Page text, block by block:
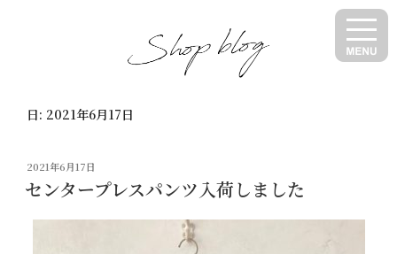
日: 2021年6月17日
投
稿
日:
2021年6月17日
センタープレスパンツ入荷しました